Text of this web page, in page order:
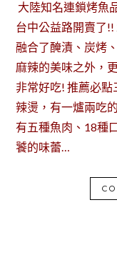
大陸知名連鎖烤魚
台中公益路開賣了
融合了醃漬、炭烤
麻辣的美味之外，
非常好吃! 推薦必
辣燙，有一爐兩吃
有五種魚肉、18種
饕的味蕾…